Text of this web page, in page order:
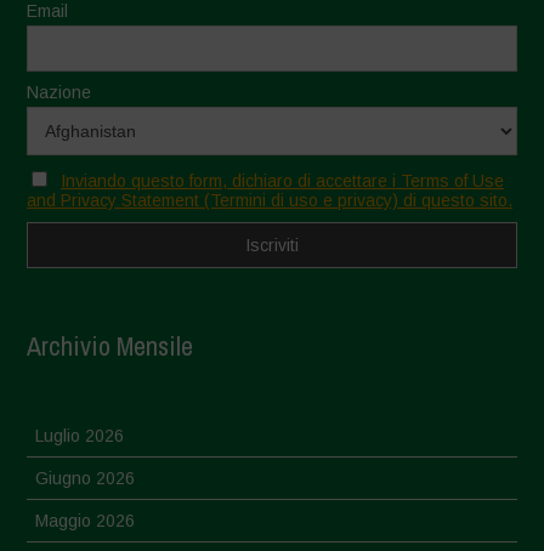
Email
Nazione
Inviando questo form, dichiaro di accettare i Terms of Use
and Privacy Statement (Termini di uso e privacy) di questo sito.
Archivio Mensile
Luglio 2026
Giugno 2026
Maggio 2026